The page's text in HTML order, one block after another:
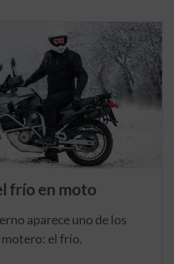
frío en moto
aparece uno de los
motero: el frío.